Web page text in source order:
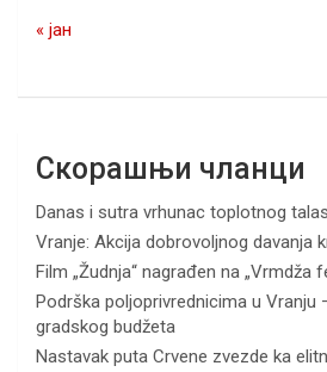
« јан
Скорашњи чланци
Danas i sutra vrhunac toplotnog
Vranje: Akcija dobrovoljnog davanja
Film „Žudnja“ nagrađen na „Vrmdža
Podrška poljoprivrednicima u Vranju
gradskog budžeta
Nastavak puta Crvene zvezde ka